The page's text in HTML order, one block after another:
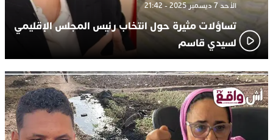
الأحد 7 ديسمبر 2025 - 21:42
تساؤلات مثيرة حول انتخاب رئيس المجلس الإقليمي
لسيدي قاسم